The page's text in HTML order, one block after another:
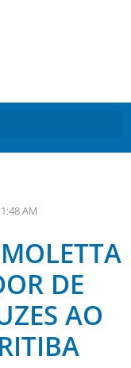
AM
DE
AO